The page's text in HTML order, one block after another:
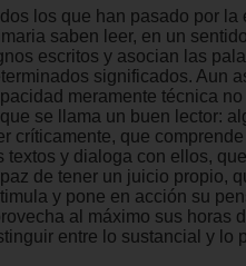
los que han pasado por la
saben leer, en un
escritos y asocian las
significados. Aun
meramente técnica
que se llama un buen lector:
críticamente, que
textos y dialoga con ellos,
de tener un juicio propio,
y pone en acción su
al máximo sus horas
entre lo sustancial y lo